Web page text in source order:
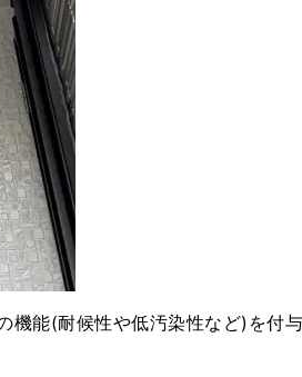
機能(耐候性や低汚染性など)を付